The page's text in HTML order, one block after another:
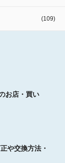
(109)
お店・買い
や交換方法・